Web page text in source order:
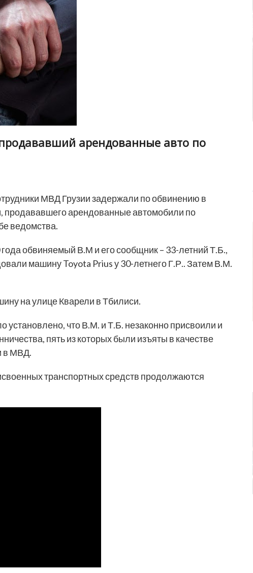
арендованные авто по
МВД Грузии задержали по обвинению в
продававшего арендованные автомобили по
ведомства.
обвиняемый В.М и его сообщник – 33-летний Т.Б.,
машину Toyota Prius у 30-летнего Г.Р.. Затем В.М.
на улице Кварели в Тбилиси.
что В.М. и Т.Б. незаконно присвоили и
пять из которых были изъяты в качестве
в МВД.
транспортных средств продолжаются